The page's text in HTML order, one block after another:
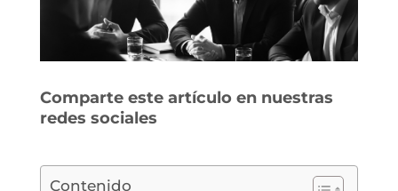
Comparte este artículo en nuestras
redes sociales
Contenido